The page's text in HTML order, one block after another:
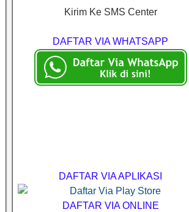
Kirim Ke SMS Center
DAFTAR VIA WHATSAPP
DAFTAR VIA APLIKASI
DAFTAR VIA ONLINE